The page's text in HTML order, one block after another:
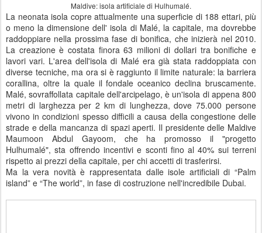
Maldive: isola artificiale di Hulhumalé.
La neonata isola copre attualmente una superficie di 188 ettari, più
o meno la dimensione dell' isola di Malé, la capitale, ma dovrebbe
raddoppiare nella prossima fase di bonifica, che inizierà nel 2010.
La creazione è costata finora 63 milioni di dollari tra bonifiche e
lavori vari. L'area dell'isola di Malé era già stata raddoppiata con
diverse tecniche, ma ora si è raggiunto il limite naturale: la barriera
corallina, oltre la quale il fondale oceanico declina bruscamente.
Malé, sovraffollata capitale dell'arcipelago, è un'isola di appena 800
metri di larghezza per 2 km di lunghezza, dove 75.000 persone
vivono in condizioni spesso difficili a causa della congestione delle
strade e della mancanza di spazi aperti. Il presidente delle Maldive
Maumoon Abdul Gayoom, che ha promosso il "progetto
Hulhumalé", sta offrendo incentivi e sconti fino al 40% sui terreni
rispetto ai prezzi della capitale, per chi accetti di trasferirsi.
Ma la vera novità è rappresentata dalle isole artificiali di “Palm
island” e “The world”, in fase di costruzione nell'incredibile Dubai.